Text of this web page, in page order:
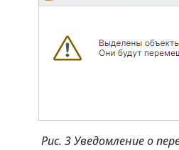
Рис. 3 Уведомление о